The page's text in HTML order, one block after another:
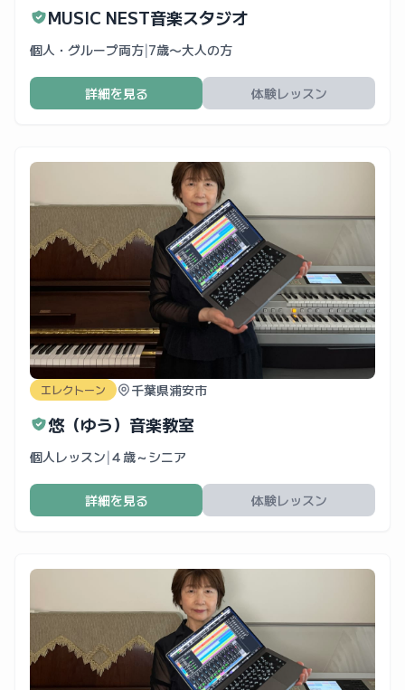
MUSIC NEST音楽スタジオ
個人・グループ両方|7歳〜大人の方
詳細を見る 体験レッスン
エレクトーン 千葉県浦安市
悠（ゆう）音楽教室
個人レッスン|４歳～シニア
詳細を見る 体験レッスン